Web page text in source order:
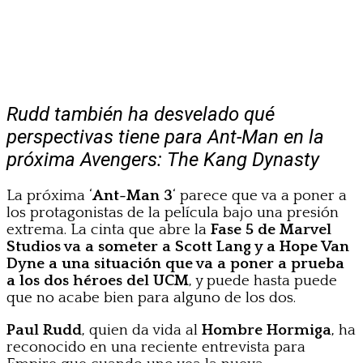
Rudd también ha desvelado qué
perspectivas tiene para Ant-Man en la
próxima Avengers: The Kang Dynasty
La próxima ‘Ant-Man 3‘ parece que va a poner a
los protagonistas de la película bajo una presión
extrema. La cinta que abre la Fase 5 de Marvel
Studios va a someter a Scott Lang y a Hope Van
Dyne a una situación que va a poner a prueba
a los dos héroes del UCM, y puede hasta puede
que no acabe bien para alguno de los dos.
Paul Rudd, quien da vida al Hombre Hormiga, ha
reconocido en una reciente entrevista para